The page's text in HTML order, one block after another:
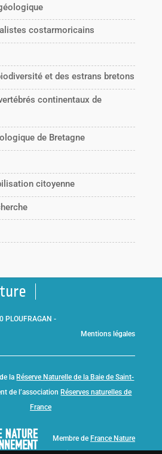
costarmoricains
et des estrans bretons
continentaux de
de Bretagne
citoyenne
PLOUFRAGAN -
Mentions légales
la Réserve Naturelle de la Baie de Saint-
de l’association Réserves naturelles de
France
Membre de France Nature